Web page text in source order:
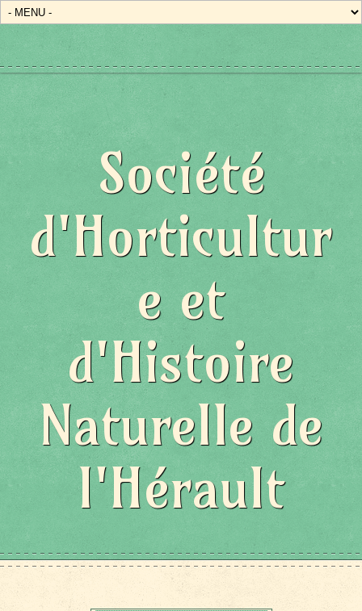
Société
d'Horticultur
e et
d'Histoire
Naturelle de
l'Hérault